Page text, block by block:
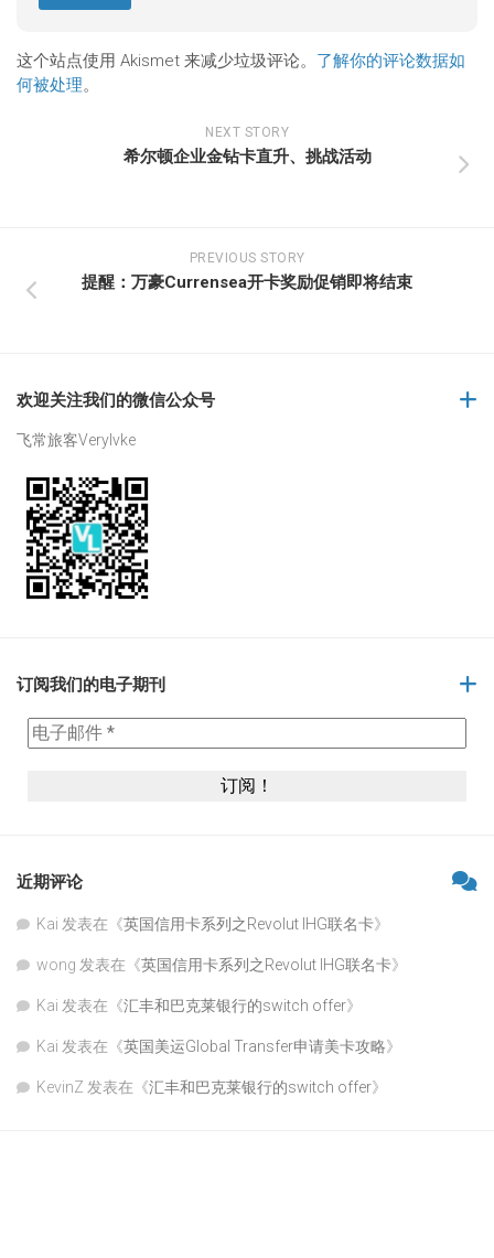
这个站点使用 Akismet 来减少垃圾评论。 了解你的评论数据如
何被处理。
NEXT STORY
希尔顿企业金钻卡直升、挑战活动
PREVIOUS STORY
提醒：万豪Currensea开卡奖励促销即将结束
欢迎关注我们的微信公众号
飞常旅客Verylvke
订阅我们的电子期刊
近期评论
Kai 发表在《英国信用卡系列之Revolut IHG联名卡》
wong 发表在《英国信用卡系列之Revolut IHG联名卡》
Kai 发表在《汇丰和巴克莱银行的switch offer》
Kai 发表在《英国美运Global Transfer申请美卡攻略》
KevinZ 发表在《汇丰和巴克莱银行的switch offer》